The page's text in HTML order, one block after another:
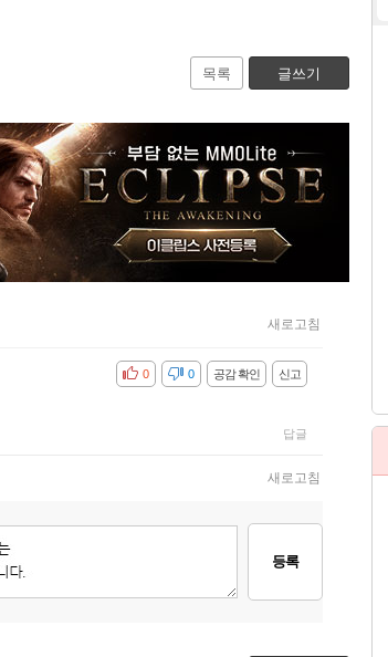
목록 글쓰기
새로고침
신고
공감 확인
비공감 0
0
답글
새로고침
등록